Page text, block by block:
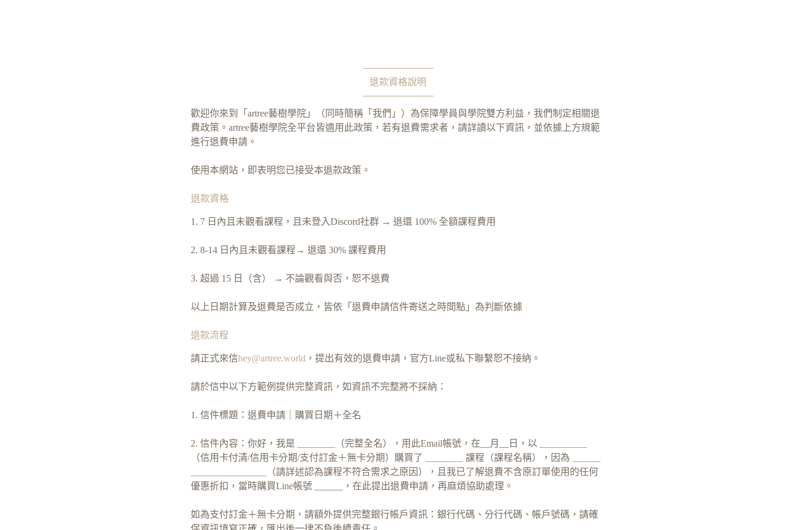
退款資格說明
歡迎你來到「artree藝樹學院」（同時簡稱「我們」）為保障學員與學院雙方利益，我們制定相關退
費政策。artree藝樹學院全平台皆適用此政策，若有退費需求者，請詳讀以下資訊，並依據上方規範
進行退費申請。
使用本網站，即表明您已接受本退款政策。
退款資格
1. 7 日內且未觀看課程，且未登入Discord社群 → 退還 100% 全額課程費用
2. 8-14 日內且未觀看課程→ 退還 30% 課程費用
3. 超過 15 日（含） → 不論觀看與否，恕不退費
以上日期計算及退費是否成立，皆依「退費申請信件寄送之時間點」為判斷依據
退款流程
請正式來信hey@artree.world ，提出有效的退費申請，官方Line或私下聯繫恕不接納。
請於信中以下方範例提供完整資訊，如資訊不完整將不採納：
1. 信件標題：退費申請｜購買日期＋全名
2. 信件內容：你好，我是 ＿＿＿＿（完整全名），用此Email帳號，在__月__日，以 ＿＿＿＿＿
（信用卡付清/信用卡分期/支付訂金＋無卡分期）購買了 ＿＿＿＿ 課程（課程名稱），因為 ＿＿＿
＿＿＿＿＿＿＿＿（請詳述認為課程不符合需求之原因），且我已了解退費不含原訂單使用的任何
優惠折扣，當時購買Line帳號 ______，在此提出退費申請，再麻煩協助處理。
如為支付訂金＋無卡分期，請額外提供完整銀行帳戶資訊：銀行代碼、分行代碼、帳戶號碼，請確